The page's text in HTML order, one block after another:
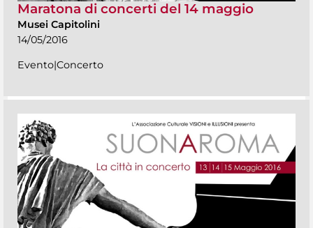
Maratona di concerti del 14 maggio
Musei Capitolini
14/05/2016
Evento|Concerto